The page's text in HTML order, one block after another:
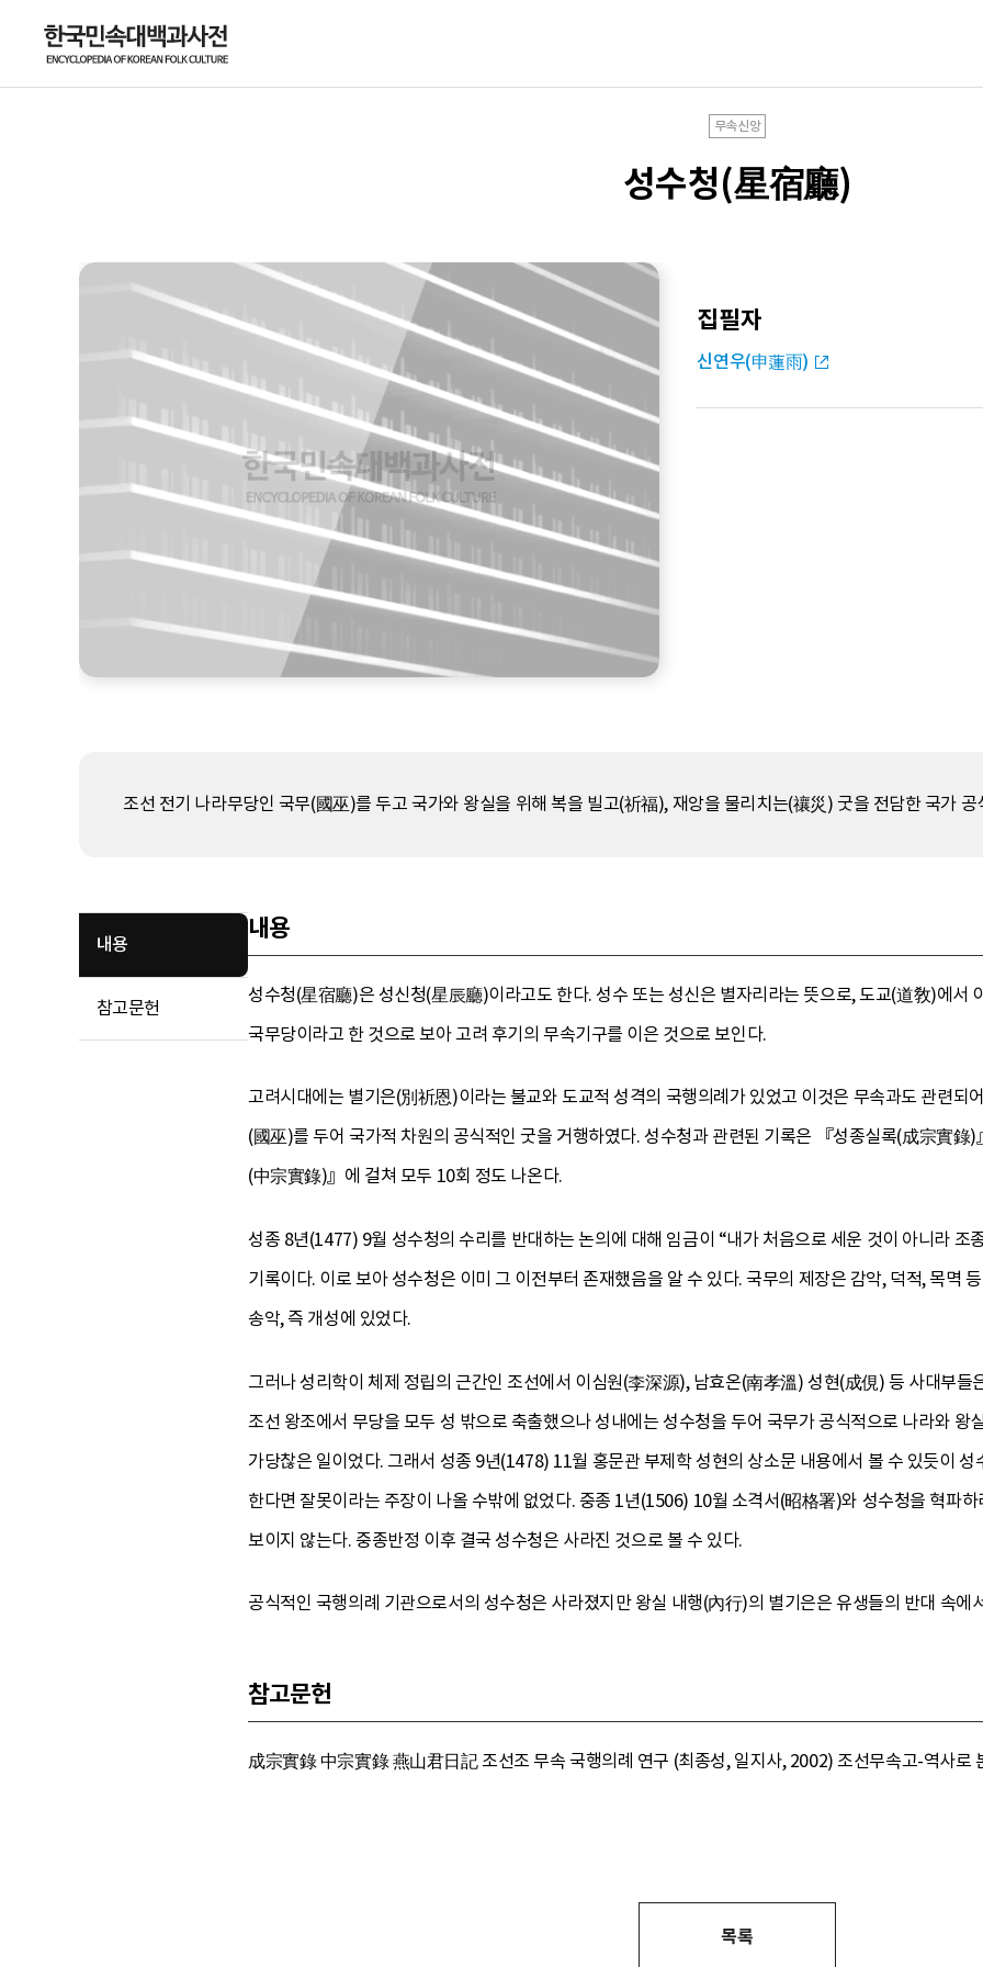
무속신앙
성수청(星宿廳)
집필자
신연우(申蓮雨)
조선 전기 나라무당인 국무(國巫)를 두고 국가와 왕실을 위해 복을 빌고(祈福), 재앙을 물리치는(禳災) 굿을 전담한 국가 공
내용
참고문헌
내용
성수청(星宿廳)은 성신청(星辰廳)이라고도 한다. 성수 또는 성신은 별자리라는 뜻으로, 도교(道敎)에서
국무당이라고 한 것으로 보아 고려 후기의 무속기구를 이은 것으로 보인다.
고려시대에는 별기은(別祈恩)이라는 불교와 도교적 성격의 국행의례가 있었고 이것은 무속과도 관련되
(國巫)를 두어 국가적 차원의 공식적인 굿을 거행하였다. 성수청과 관련된 기록은 『성종실록(成宗實
(中宗實錄)』에 걸쳐 모두 10회 정도 나온다.
성종 8년(1477) 9월 성수청의 수리를 반대하는 논의에 대해 임금이 “내가 처음으로 세운 것이 아니라 조
기록이다. 이로 보아 성수청은 이미 그 이전부터 존재했음을 알 수 있다. 국무의 제장은 감악, 덕적, 목멱
송악, 즉 개성에 있었다.
그러나 성리학이 체제 정립의 근간인 조선에서 이심원(李深源), 남효온(南孝溫) 성현(成俔) 등 사대부들
조선 왕조에서 무당을 모두 성 밖으로 축출했으나 성내에는 성수청을 두어 국무가 공식적으로 나라와 왕
가당찮은 일이었다. 그래서 성종 9년(1478) 11월 홍문관 부제학 성현의 상소문 내용에서 볼 수 있듯이
한다면 잘못이라는 주장이 나올 수밖에 없었다. 중종 1년(1506) 10월 소격서(昭格署)와 성수청을 혁파
보이지 않는다. 중종반정 이후 결국 성수청은 사라진 것으로 볼 수 있다.
공식적인 국행의례 기관으로서의 성수청은 사라졌지만 왕실 내행(內行)의 별기은은 유생들의 반대 속에
참고문헌
成宗實錄 中宗實錄 燕山君日記 조선조 무속 국행의례 연구 (최종성, 일지사, 2002) 조선무속고-역사로
목록